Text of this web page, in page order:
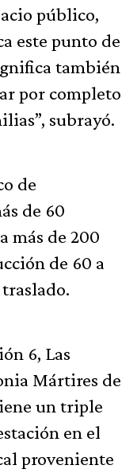
público,
este punto de
también
por completo
subrayó.
de
de 60
más de 200
de 60 a
6, Las
Mártires de
un triple
en el
proveniente